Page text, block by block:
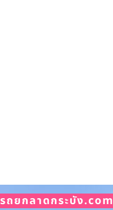
รถยกลาดกระบัง.com